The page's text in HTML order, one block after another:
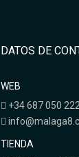
DATOS DE
WEB
+34 687 050
TIENDA